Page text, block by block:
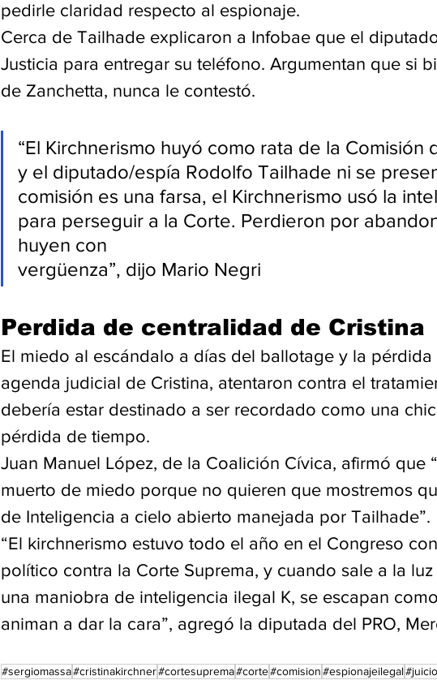
pedirle claridad respecto al espionaje.
Cerca de Tailhade explicaron a Infobae que el
Justicia para entregar su teléfono. Argumentan que si
de Zanchetta, nunca le contestó.
“El Kirchnerismo huyó como rata de la Comisión
y el diputado/espía Rodolfo Tailhade ni se
comisión es una farsa, el Kirchnerismo usó la
para perseguir a la Corte. Perdieron por
huyen con
vergüenza”, dijo Mario Negri
Perdida de centralidad de Cristina
El miedo al escándalo a días del ballotage y la
agenda judicial de Cristina, atentaron contra el
debería estar destinado a ser recordado como una
pérdida de tiempo.
Juan Manuel López, de la Coalición Cívica, afirmó que
muerto de miedo porque no quieren que mostremos
de Inteligencia a cielo abierto manejada por Tailhade”.
“El kirchnerismo estuvo todo el año en el Congreso
político contra la Corte Suprema, y cuando sale a la
una maniobra de inteligencia ilegal K, se escapan
animan a dar la cara”, agregó la diputada del PRO,
#sergiomassa#cristinakirchner#cortesuprema#corte#comision#espionajeilegal